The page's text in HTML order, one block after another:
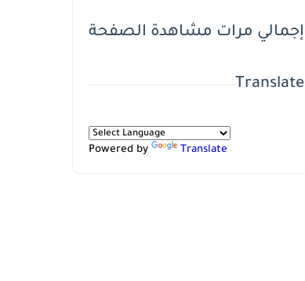
إجمالي مرات مشاهدة الصفحة
Translate
Powered by Translate